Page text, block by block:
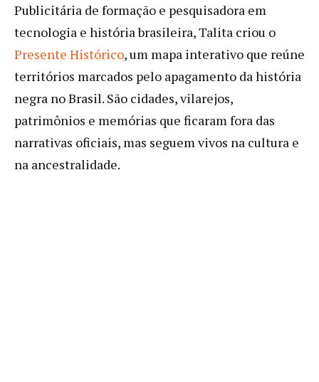
Publicitária de formação e pesquisadora em
tecnologia e história brasileira, Talita criou o
Presente Histórico, um mapa interativo que reúne
territórios marcados pelo apagamento da história
negra no Brasil. São cidades, vilarejos,
patrimônios e memórias que ficaram fora das
narrativas oficiais, mas seguem vivos na cultura e
na ancestralidade.